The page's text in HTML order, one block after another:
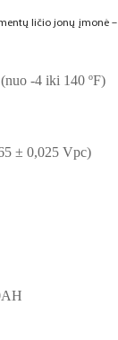
ličio jonų įmonė –
-4 iki 140 ºF)
± 0,025 Vpc)